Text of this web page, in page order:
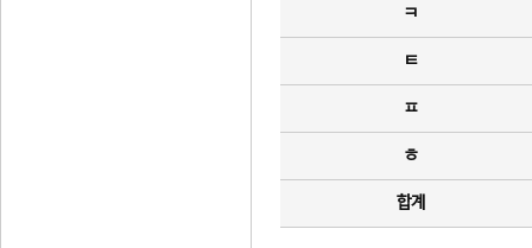
ㅋ
ㅌ
ㅍ
ㅎ
합계